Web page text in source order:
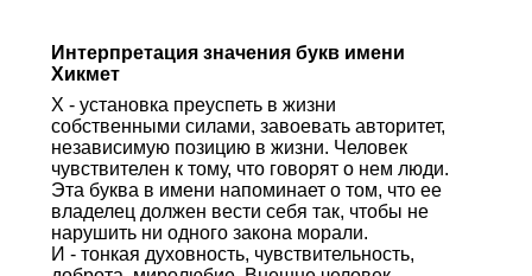
Интерпретация значения букв имени
Хикмет
Х - установка преуспеть в жизни
собственными силами, завоевать авторитет,
независимую позицию в жизни. Человек
чувствителен к тому, что говорят о нем люди.
Эта буква в имени напоминает о том, что ее
владелец должен вести себя так, чтобы не
нарушить ни одного закона морали.
И - тонкая духовность, чувствительность,